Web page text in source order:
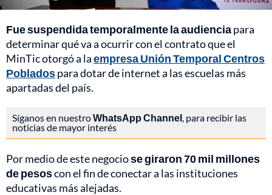
Fue suspendida temporalmente la audienciapara
determinar qué va a ocurrir con el contrato que el
MinTic otorgó a laempresa Unión Temporal Centros
Pobladospara dotar de internet a las escuelas más
apartadas del país.
Síganos en nuestroWhatsApp Channel , para recibir las
noticias de mayor interés
Por medio de este negociose giraron 70 mil millones
de pesoscon el fin de conectar a las instituciones
educativas más alejadas.